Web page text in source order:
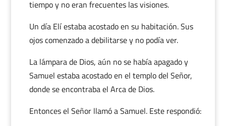
tiempo y no eran frecuentes las visiones.
Un día Elí estaba acostado en su habitación. Sus
ojos comenzado a debilitarse y no podía ver.
La lámpara de Dios, aún no se había apagado y
Samuel estaba acostado en el templo del Señor,
donde se encontraba el Arca de Dios.
Entonces el Señor llamó a Samuel. Este respondió: